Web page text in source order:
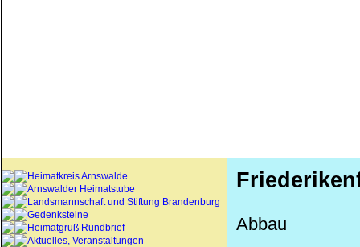
Heimatkreis Arnswalde
Arnswalder Heimatstube
Landsmannschaft und Stiftung Brandenburg
Gedenksteine
Heimatgruß Rundbrief
Aktuelles, Veranstaltungen
Abbau